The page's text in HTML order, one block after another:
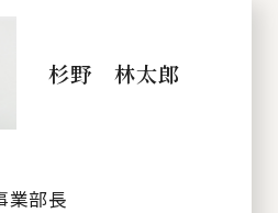
杉野 林太郎
部長